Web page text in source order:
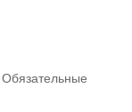
Обязательные